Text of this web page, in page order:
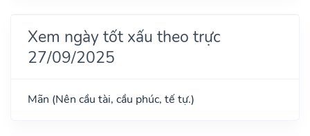
Xem ngày tốt xấu theo trực
27/09/2025
Mãn (Nên cầu tài, cầu phúc, tế tự.)